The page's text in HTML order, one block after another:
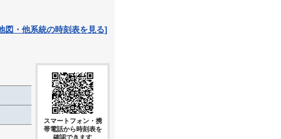
図・他系統の時刻表を見る]
スマートフォン・携
帯電話から時刻表を
確認できます